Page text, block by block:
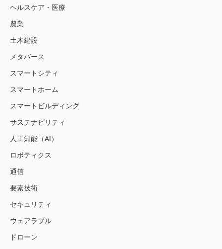
ヘルスケア・医療
農業
土木建設
メタバース
スマートシティ
スマートホーム
スマートビルディング
サステナビリティ
人工知能（AI）
ロボティクス
通信
要素技術
セキュリティ
ウェアラブル
ドローン